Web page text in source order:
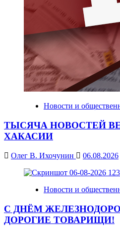
Новости и
ТЫСЯЧА НОВОСТЕЙ
ХАКАСИИ
Олег В. Ихочунин 06.08.2026
Новости и
С ДНЁМ
ДОРОГИЕ ТОВАРИЩИ!